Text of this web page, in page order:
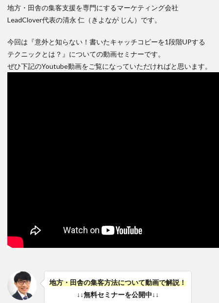
地方・田舎の集客支援を専門にするマーケティング会社
LeadClover代表の清永 仁（きよなが じん）です。
今回は『意外と知らない！書いたキャッチコピーを1段階UPする
テクニックとは？』についての動画セミナーです。
ぜひ下記のYoutube動画をご覧になっていただければと思います。
地方・田舎の集客方法について動画で解説！
↓↓無料セミナーを公開中↓↓